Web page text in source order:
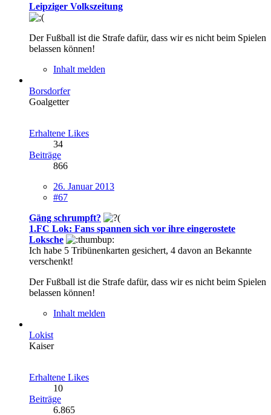
Leipziger Volkszeitung
Der Fußball ist die Strafe dafür, dass wir es nicht beim Spielen
belassen können!
Inhalt melden
Borsdorfer
Goalgetter
Erhaltene Likes
34
Beiträge
866
26. Januar 2013
#67
Gäng schrumpft?
1.FC Lok: Fans spannen sich vor ihre eingerostete
Loksche
Ich habe 5 Tribünenkarten gesichert, 4 davon an Bekannte
verschenkt!
Der Fußball ist die Strafe dafür, dass wir es nicht beim Spielen
belassen können!
Inhalt melden
Lokist
Kaiser
Erhaltene Likes
10
Beiträge
6.865